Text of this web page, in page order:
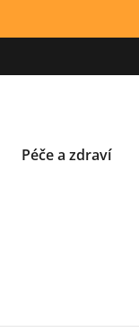
Péče a zdraví